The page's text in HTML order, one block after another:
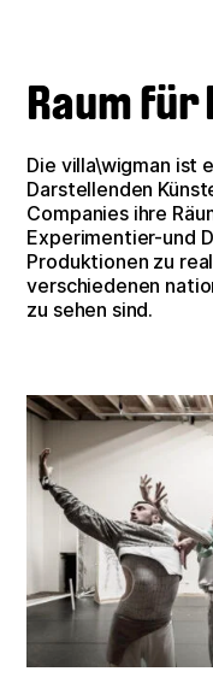
Raum
Die villa\wigman ist
Darstellenden
Companies ihre
Experimentier-und
Produktionen zu
verschiedenen
zu sehen sind.